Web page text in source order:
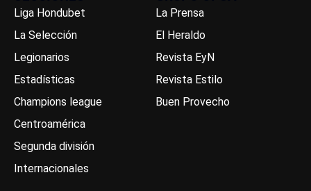
Liga Hondubet
La Selección
Legionarios
Estadísticas
Champions league
Centroamérica
Segunda división
Internacionales
La Prensa
El Heraldo
Revista EyN
Revista Estilo
Buen Provecho